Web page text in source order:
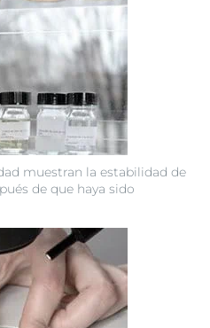
muestran la estabilidad de
de que haya sido